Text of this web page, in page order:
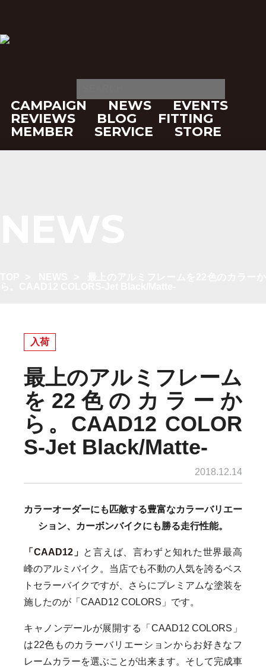
CAMPAIGN NEWS
EVENTS
REVIEWS
BLOG
FITTING
MEMBER
SERVICE STORE
入荷
最上のアルミフレーム
を22色のカラーか
ら。CAAD12 COLOR
S-Jet Black/Matte-
2018.12.14
カラーオーダーにも匹敵する豊富なカラーバリエー
ション、カーボンバイクにも勝る走行性能。
「CAAD12」 と言えば、言わずと知れた世界最高
峰のアルミバイク。当店でも不動の人気を誇るベス
トセラーバイクですが、さらにプレミアムな塗装を
施したのが「CAAD12 COLORS」です。
キャノンデールが展開する「CAAD12 COLORS」
は22色ものカラーバリエーションからお好きなフ
レームカラーを選ぶことが出来ます。そして完成車